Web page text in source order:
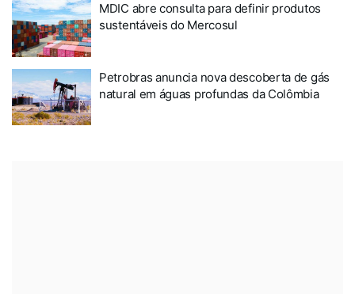
MDIC abre consulta para definir produtos
sustentáveis do Mercosul
Petrobras anuncia nova descoberta de gás
natural em águas profundas da Colômbia